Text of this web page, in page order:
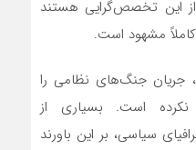
از این تخصص‌گرایی هستند
مشهود است.
جنگ‌های نظامی را
است. بسیاری از
سیاسی، بر این باورند